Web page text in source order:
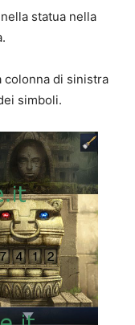
statua nella
colonna di sinistra
simboli.